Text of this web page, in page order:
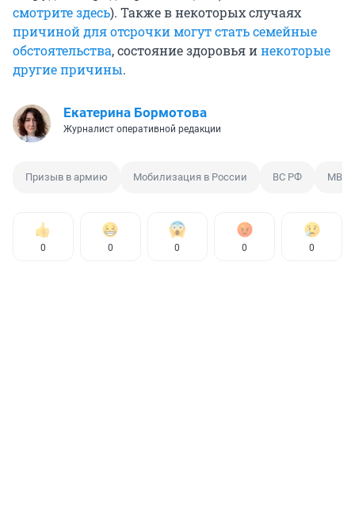
смотрите здесь). Также в некоторых случаях
причиной для отсрочки могут стать семейные
обстоятельства, состояние здоровья инекоторые
другие причины.
Екатерина Бормотова
Журналист оперативной редакции
Призыв в армию Мобилизация в России ВС РФ МВД
0 0 0 0 0